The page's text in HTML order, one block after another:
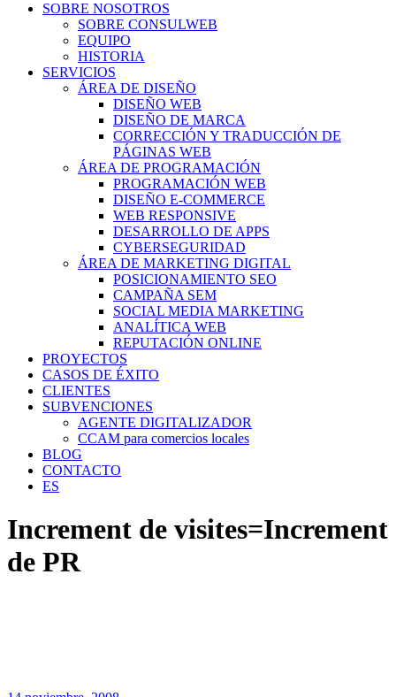
SOBRE NOSOTROS
SOBRE CONSULWEB
EQUIPO
HISTORIA
SERVICIOS
ÁREA DE DISEÑO
DISEÑO WEB
DISEÑO DE MARCA
CORRECCIÓN Y TRADUCCIÓN DE
PÁGINAS WEB
ÁREA DE PROGRAMACIÓN
PROGRAMACIÓN WEB
DISEÑO E-COMMERCE
WEB RESPONSIVE
DESARROLLO DE APPS
CYBERSEGURIDAD
ÁREA DE MARKETING DIGITAL
POSICIONAMIENTO SEO
CAMPAÑA SEM
SOCIAL MEDIA MARKETING
ANALÍTICA WEB
REPUTACIÓN ONLINE
PROYECTOS
CASOS DE ÉXITO
CLIENTES
SUBVENCIONES
AGENTE DIGITALIZADOR
CCAM para comercios locales
BLOG
CONTACTO
ES
Increment de visites=Increment
de PR